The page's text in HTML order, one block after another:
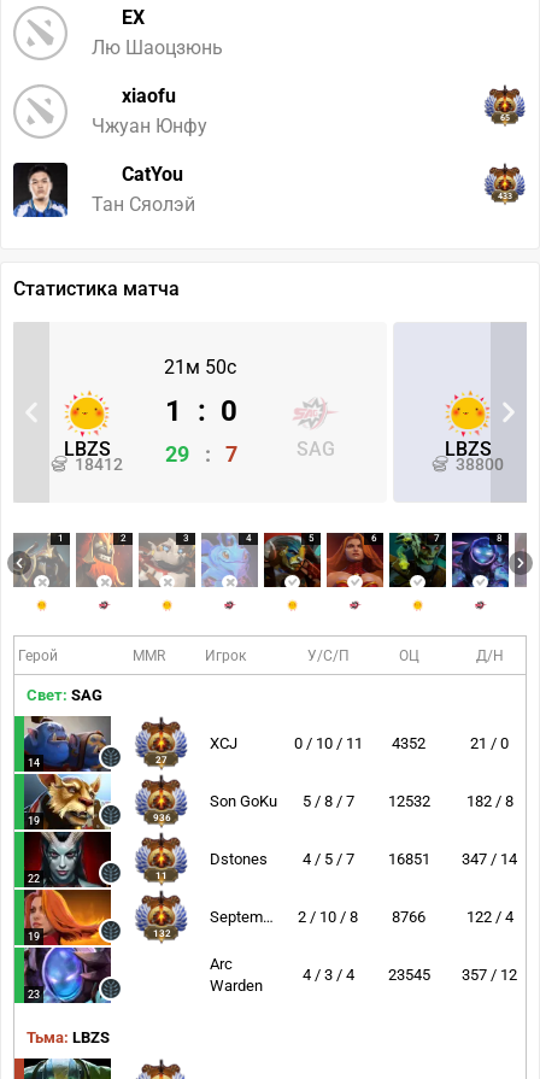
EX
Лю Шаоцзюнь
xiaofu
Чжуан Юнфу
65
CatYou
Тан Сяолэй
433
Статистика матча
21м 50с
LBZS
18412
SAG
1 : 0
29 : 7 LBZS
38800
1 2 3 4 5 6 7 8
Герой MMR Игрок У/С/П ОЦ Д/Н
Свет: SAG
14 27
XCJ 0 / 10 / 11 4352 21 / 0
19 936
Son GoKu 5 / 8 / 7 12532 182 / 8
22 11
Dstones 4 / 5 / 7 16851 347 / 14
19 132
September 2 / 10 / 8 8766 122 / 4
23
Arc
Warden
4 / 3 / 4 23545 357 / 12
Тьма: LBZS